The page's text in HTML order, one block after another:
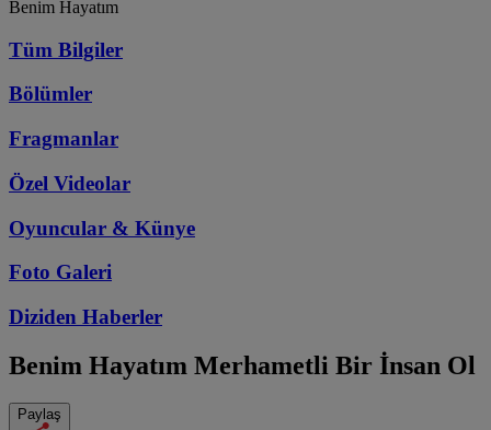
Benim Hayatım
Tüm Bilgiler
Bölümler
Fragmanlar
Özel Videolar
Oyuncular & Künye
Foto Galeri
Diziden Haberler
Benim Hayatım Merhametli Bir İnsan Ol
Paylaş